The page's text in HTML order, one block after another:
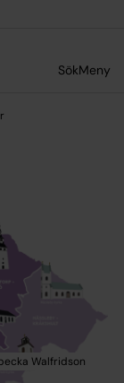
SökMeny